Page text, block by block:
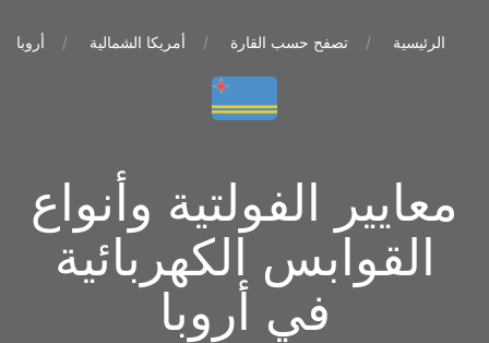
الرئيسية تصفح حسب القارة أمريكا الشمالية أروبا
معايير الفولتية وأنواع
القوابس الكهربائية
في أروبا